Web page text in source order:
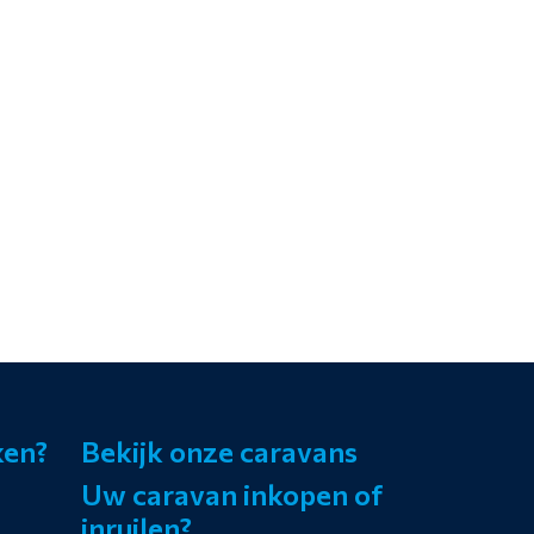
Bekijk onze caravans
Uw caravan inkopen of